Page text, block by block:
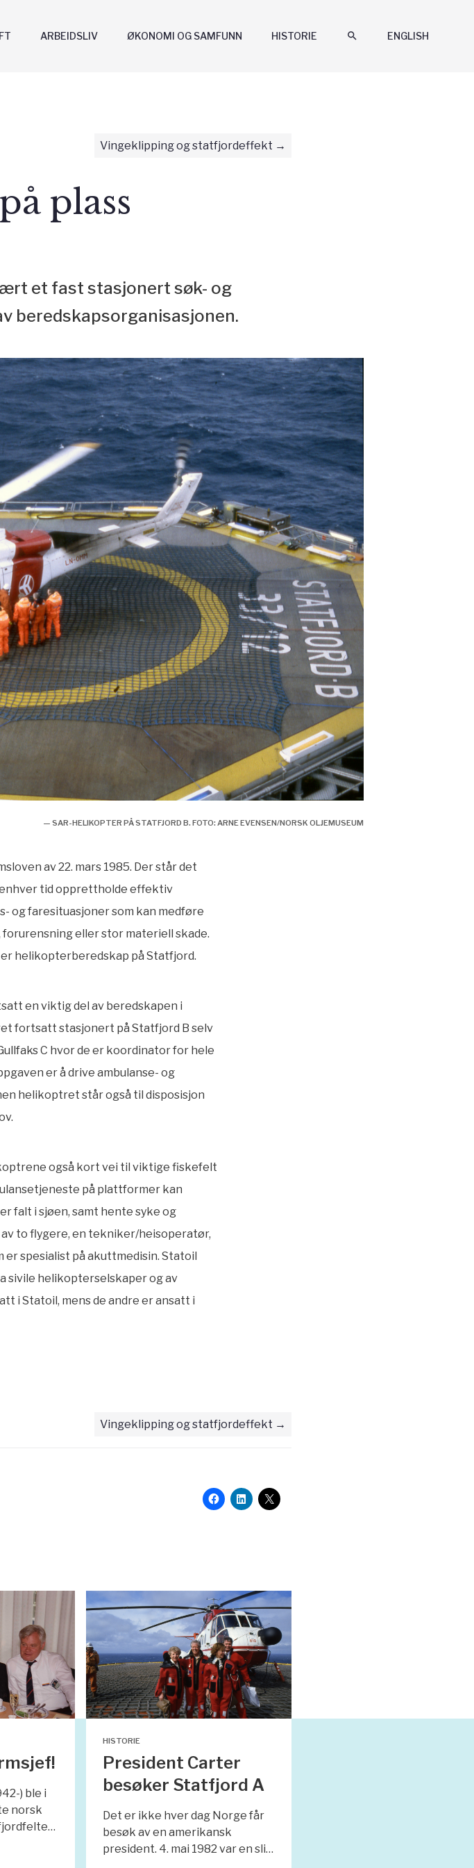
ENGLISH
search
HISTORIE
ØKONOMI OG SAMFUNN
ARBEIDSLIV
Vingeklipping og statfjordeffekt
plass
et fast stasjonert søk- og
beredskapsorganisasjonen.
— SAR-HELIKOPTER PÅ STATFJORD B. FOTO: ARNE EVENSEN/NORSK OLJEMUSEUM
av 22. mars 1985. Der står det
tid opprettholde effektiv
og faresituasjoner som kan medføre
eller stor materiell skade.
helikopterberedskap på Statfjord.
en viktig del av beredskapen i
fortsatt stasjonert på Statfjord B selv
C hvor de er koordinator for hele
er å drive ambulanse- og
helikoptret står også til disposisjon
også kort vei til viktige fiskefelt
på plattformer kan
falt i sjøen, samt hente syke og
to flygere, en tekniker/heisoperatør,
er spesialist på akuttmedisin. Statoil
sivile helikopterselskaper og av
i Statoil, mens de andre er ansatt i
Vingeklipping og statfjordeffekt
HISTORIE
President Carter
besøker Statfjord A
Det er ikke hver dag Norge får
besøk av en amerikansk
president. 4. mai 1982 var en sli…
) ble i
norsk